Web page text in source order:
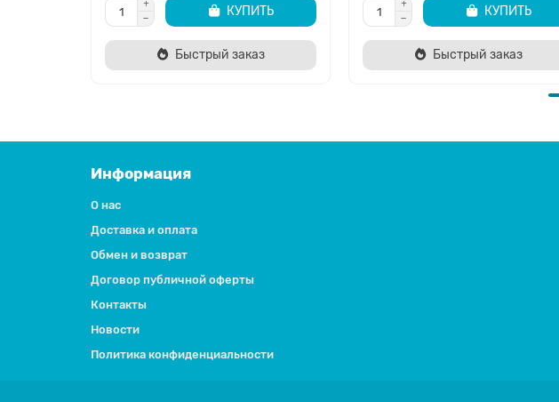
КУПИТЬ
Быстрый заказ
КУПИТЬ
Быстрый заказ
Информация
О нас
Доставка и оплата
Обмен и возврат
Договор публичной оферты
Контакты
Новости
Политика конфиденциальности